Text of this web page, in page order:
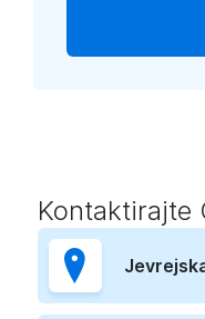
Kontaktirajte